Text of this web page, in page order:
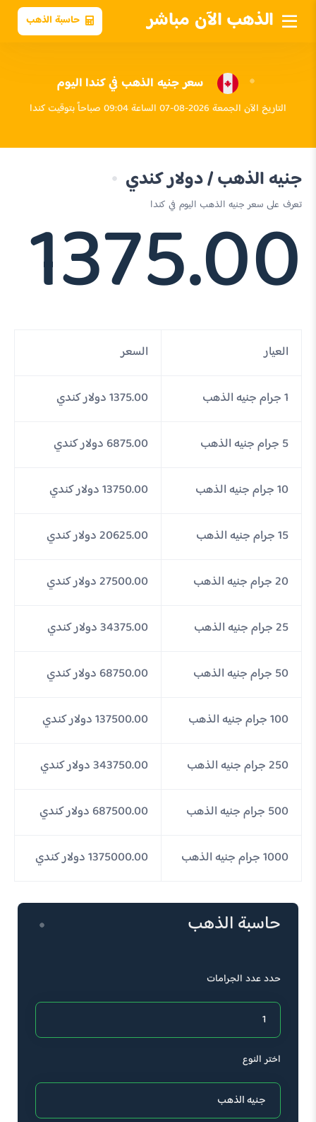
الذهب الآن مباشر حاسبة الذهب
سعر جنيه الذهب في كندا اليوم
التاريخ الآن الجمعة 2026-08-07 الساعة 09:04 صباحاً بتوقيت كندا
جنيه الذهب / دولار كندي
تعرف على سعر جنيه الذهب اليوم في كندا
1375.00
العيار السعر
1 جرام جنيه الذهب 1375.00 دولار كندي
5 جرام جنيه الذهب 6875.00 دولار كندي
10 جرام جنيه الذهب 13750.00 دولار كندي
15 جرام جنيه الذهب 20625.00 دولار كندي
20 جرام جنيه الذهب 27500.00 دولار كندي
25 جرام جنيه الذهب 34375.00 دولار كندي
50 جرام جنيه الذهب 68750.00 دولار كندي
100 جرام جنيه الذهب 137500.00 دولار كندي
250 جرام جنيه الذهب 343750.00 دولار كندي
500 جرام جنيه الذهب 687500.00 دولار كندي
1000 جرام جنيه الذهب 1375000.00 دولار كندي
حاسبة الذهب
حدد عدد الجرامات
اختر النوع